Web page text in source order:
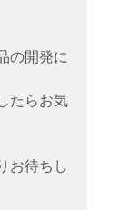
の開発に
たらお気
お待ちし